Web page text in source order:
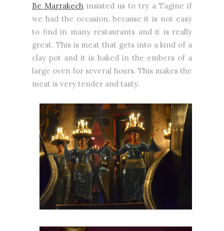
Be Marrakech insisted us to try a Tagine if
we had the occasion, because it is not easy
to find in many restaurants and it is really
great. This is meat that gets into a kind of a
clay pot and it is baked in the embers of a
large oven for several hours. This makes the
meat is very tender and tasty.